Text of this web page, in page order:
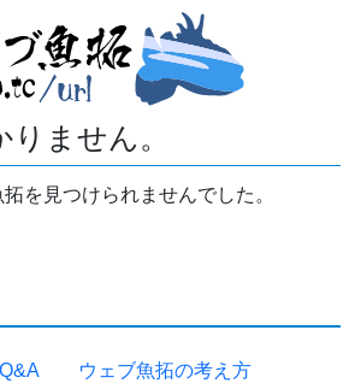
ません。
を見つけられませんでした。
Q&A ウェブ魚拓の考え方